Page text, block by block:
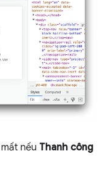
nếu Thanh công